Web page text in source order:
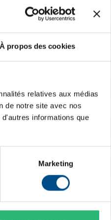
À propos des cookies
relatives aux médias
de notre site avec nos
informations que
Marketing
128 GB
WLAN, Galileo, GPS
2020
Android
IPS-LCD
1x USB Typ C
6,5 pouces